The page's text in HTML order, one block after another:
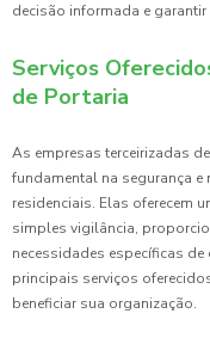
decisão informada e
Serviços
de Portaria
As empresas terceirizadas
fundamental na segurança
residenciais. Elas oferecem
simples vigilância,
necessidades específicas
principais serviços
beneficiar sua organização.